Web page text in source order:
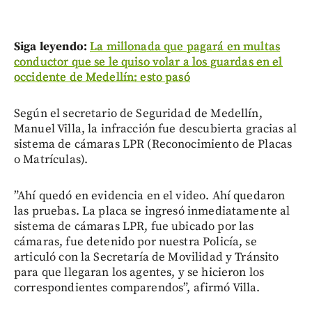
Siga leyendo: La millonada que pagará en multas
conductor que se le quiso volar a los guardas en el
occidente de Medellín: esto pasó
Según el secretario de Seguridad de Medellín,
Manuel Villa, la infracción fue descubierta gracias al
sistema de cámaras LPR (Reconocimiento de Placas
o Matrículas).
”Ahí quedó en evidencia en el video. Ahí quedaron
las pruebas. La placa se ingresó inmediatamente al
sistema de cámaras LPR, fue ubicado por las
cámaras, fue detenido por nuestra Policía, se
articuló con la Secretaría de Movilidad y Tránsito
para que llegaran los agentes, y se hicieron los
correspondientes comparendos”, afirmó Villa.